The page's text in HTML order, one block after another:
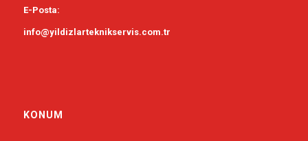
E-Posta:
info@yildizlarteknikservis.com.tr
KONUM